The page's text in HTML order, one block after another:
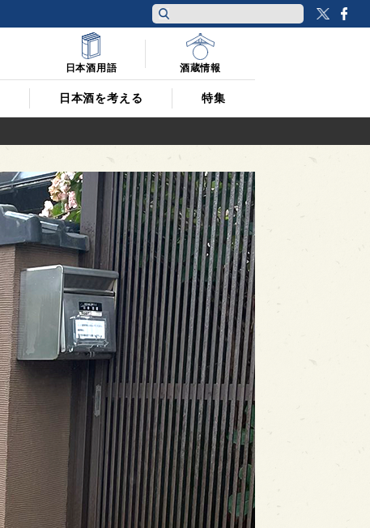
日本酒を考える 特集
日本酒用語 酒蔵情報